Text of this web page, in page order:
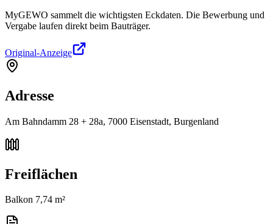
MyGEWO sammelt die wichtigsten Eckdaten. Die Bewerbung und
Vergabe laufen direkt beim Bauträger.
Original-Anzeige
Adresse
Am Bahndamm 28 + 28a, 7000 Eisenstadt, Burgenland
Freiflächen
Balkon 7,74 m²